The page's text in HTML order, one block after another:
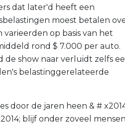
dat later'd heeft een
moest betalen
op basis van het
rond $ 7.000 per auto.
de show naar verluidt zelfs
belastinggerelateerde
door de jaren heen & #
blijf onder zoveel